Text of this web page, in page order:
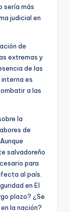
sería más
judicial en
de
extremas y
de las
es
a las
la
de
salvadoreño
para
al país.
en El
plazo? ¿Se
la nación?